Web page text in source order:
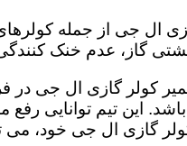
ال جی از جمله
گاز، عدم خنک کنندگی
کولر گازی ال جی در
این تیم توانایی رفع
گازی ال جی خود، می